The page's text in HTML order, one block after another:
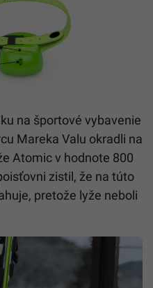
na športové vybavenie
Mareka Valu okradli na
Atomic v hodnote 800
zistil, že na túto
pretože lyže neboli